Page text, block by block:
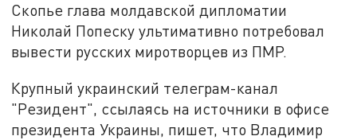
Скопье глава молдавской дипломатии
Николай Попеску ультимативно потребовал
вывести русских миротворцев из ПМР.
Крупный украинский телеграм-канал
"Резидент", ссылаясь на источники в офисе
президента Украины, пишет, что Владимир